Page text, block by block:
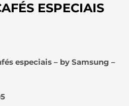
ESPECIAIS
especiais – by Samsung –